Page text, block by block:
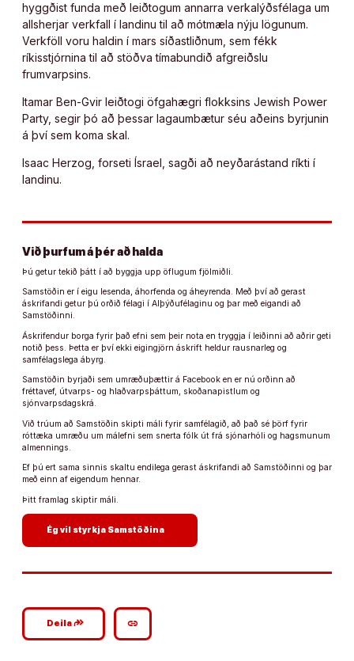
hyggðist funda með leiðtogum annarra verkalýðsfélaga um
allsherjar verkfall í landinu til að mótmæla nýju lögunum.
Verkföll voru haldin í mars síðastliðnum, sem fékk
ríkisstjórnina til að stöðva tímabundið afgreiðslu
frumvarpsins.
Itamar Ben-Gvir leiðtogi öfgahægri flokksins Jewish Power
Party, segir þó að þessar lagaumbætur séu aðeins byrjunin
á því sem koma skal.
Isaac Herzog, forseti Ísrael, sagði að neyðarástand ríkti í
landinu.
Við þurfum á þér að halda
Þú getur tekið þátt í að byggja upp öflugum fjölmiðli.
Samstöðin er í eigu lesenda, áhorfenda og áheyrenda. Með því að gerast
áskrifandi getur þú orðið félagi í Alþýðufélaginu og þar með eigandi að
Samstöðinni.
Áskrifendur borga fyrir það efni sem þeir nota en tryggja í leiðinni að aðrir geti
notið þess. Þetta er því ekki eigingjörn áskrift heldur rausnarleg og
samfélagslega ábyrg.
Samstöðin byrjaði sem umræðuþættir á Facebook en er nú orðinn að
fréttavef, útvarps- og hlaðvarpsþáttum, skoðanapistlum og
sjónvarpsdagskrá.
Við trúum að Samstöðin skipti máli fyrir samfélagið, að það sé þörf fyrir
róttæka umræðu um málefni sem snerta fólk út frá sjónarhóli og hagsmunum
almennings.
Ef þú ert sama sinnis skaltu endilega gerast áskrifandi að Samstöðinni og þar
með einn af eigendum hennar.
Þitt framlag skiptir máli.
Ég vil styrkja Samstöðina
Deilagoogle_plus_reshare link